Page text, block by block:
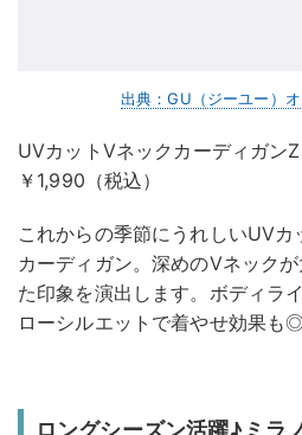
出典：GU（ジーユー）
UVカットVネックカーディガン
￥1,990（税込）
これからの季節にうれしいUV
カーディガン。深めのVネック
た印象を演出します。ボディラ
ローシルエットで着やせ効果も
ロングシーズン活躍♪ミラ